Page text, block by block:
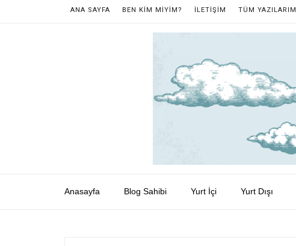
ANA SAYFA BEN KİM MİYİM? İLETİŞİM TÜM YAZILARIM
Anasayfa Blog Sahibi Yurt İçi Yurt Dışı